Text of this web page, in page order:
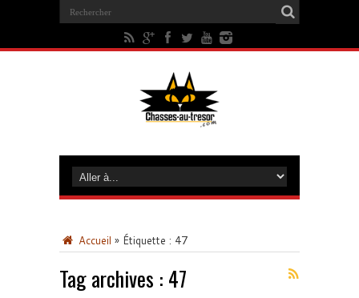
Accueil » Étiquette : 47
Tag archives : 47